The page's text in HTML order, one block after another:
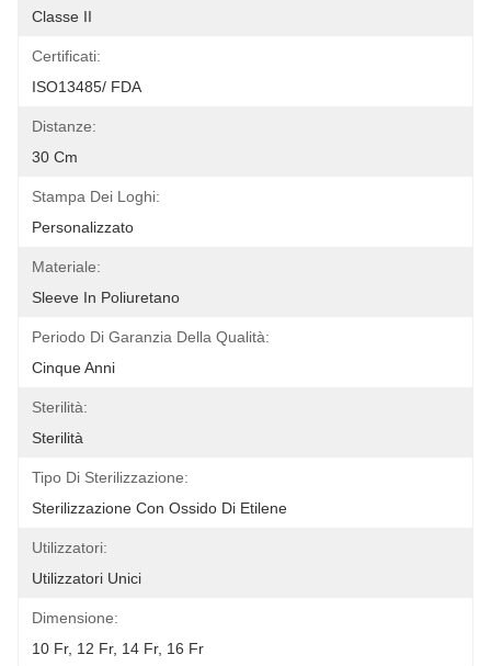
Classe II
Certificati:
ISO13485/ FDA
Distanze:
30 Cm
Stampa Dei Loghi:
Personalizzato
Materiale:
Sleeve In Poliuretano
Periodo Di Garanzia Della Qualità:
Cinque Anni
Sterilità:
Sterilità
Tipo Di Sterilizzazione:
Sterilizzazione Con Ossido Di Etilene
Utilizzatori:
Utilizzatori Unici
Dimensione:
10 Fr, 12 Fr, 14 Fr, 16 Fr